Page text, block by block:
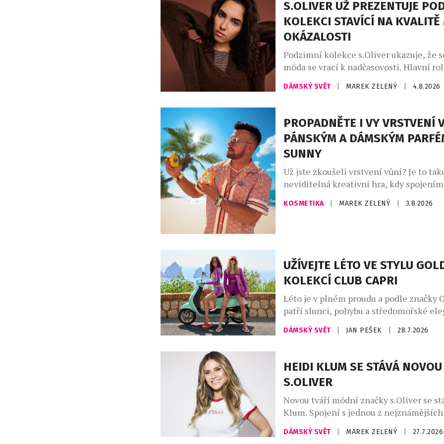
S.OLIVER UŽ PREZENTUJE
KOLEKCI STAVÍCÍ NA KVALITĚ
OKÁZALOSTI
Podzimní kolekce s.Oliver ukazuje, že
móda se vrací k nadčasovosti. Hlavní
promyšlený kapsulový šatník, v němž
hřejivé odstíny kávy – od mocha mousse
indigo denim, jenž propojuje přírodní
městskou elegancí. Charakter kolekce
uvolněné siluety, široké kalhoty, lehce
DÁMSKÝ SVĚT MAREK ZELENÝ 4.8.2026
PROPADNĚTE I VY VRSTVENÍ
PÁNSKÝM A DÁMSKÝM
SUNNY
Už jste zkoušeli vrstvení vůní? Je to
neviditelná kreativní hra, kdy spojením
unikátní podpis. Ideální pro vrstvení
osobně miluji a inspiroval jsem se jím […]
KOSMETIKA MAREK ZELENÝ 3.8.2026
UŽÍVEJTE LÉTO VE STYLU
KOLEKCÍ CLUB CAPRI
Léto je v plném proudu a podle značky
patří slunci, pohybu a středomořské
Kolekce Club Capri vás přenese na
ostrov, s jeho uvolněnou atmosférou a
kolekci najdete stylové modely na
pilates, fitness, stejně jako luxusní
resortwear – […]
DÁMSKÝ SVĚT JAN PEŠEK 28.7.2026
HEIDI KLUM SE STÁVÁ NOVOU
S.OLIVER
Novou tváří módní značky s.Oliver se
Klum. Spojení s jednou z nejznámějších
módního průmyslu upevňuje pozici
dostupné ležérní módy a přináší svěží
DÁMSKÝ SVĚT MAREK ZELENÝ 27.7.2026